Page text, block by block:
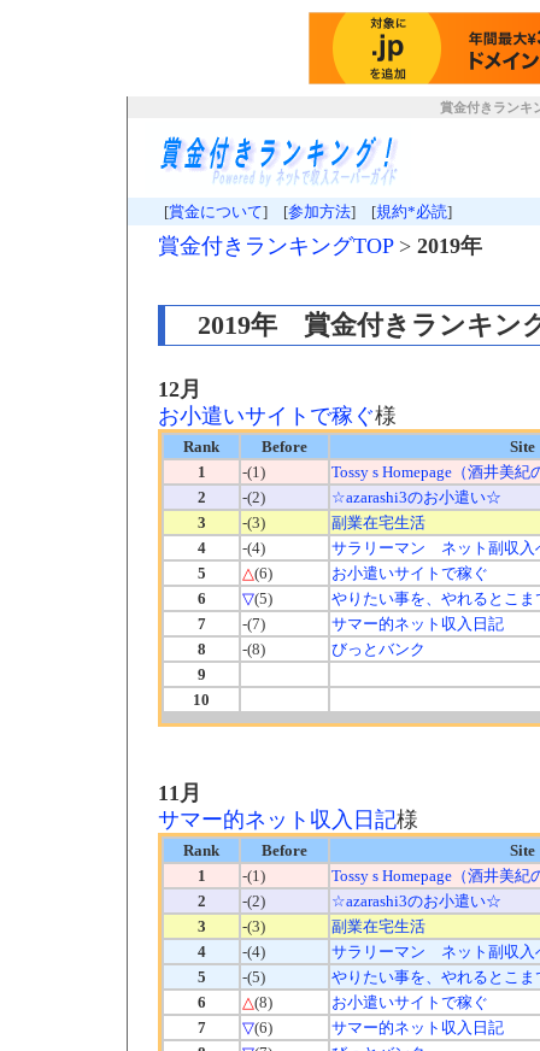
賞金付きランキ
[賞金について] [参加方法] [規約*必読]
賞金付きランキングTOP> 2019年
2019年 賞金付きランキン
12月
お小遣いサイトで稼ぐ様
Rank Before
Site
1
-(1)
Tossy s Homepage（酒井美紀
2
-(2)
☆azarashi3のお小遣い☆
3
-(3)
副業在宅生活
4
-(4)
サラリーマン ネット副収入
5
△(6)
お小遣いサイトで稼ぐ
6
▽(5)
やりたい事を、やれるとこま
7
-(7)
サマー的ネット収入日記
8
-(8)
びっとバンク
9
10
11月
サマー的ネット収入日記様
Rank Before
Site
1
-(1)
Tossy s Homepage（酒井美紀
2
-(2)
☆azarashi3のお小遣い☆
3
-(3)
副業在宅生活
4
-(4)
サラリーマン ネット副収入
5
-(5)
やりたい事を、やれるとこま
6
△(8)
お小遣いサイトで稼ぐ
7
▽(6)
サマー的ネット収入日記